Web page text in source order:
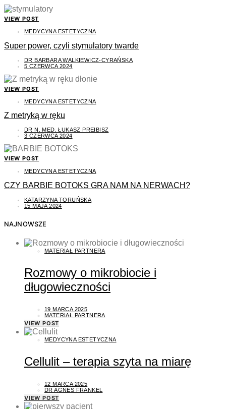
VIEW POST
MEDYCYNA ESTETYCZNA
Super power, czyli stymulatory twarde
DR BARBARA WALKIEWICZ-CYRAŃSKA
5 CZERWCA 2024
VIEW POST
MEDYCYNA ESTETYCZNA
Z metryką w ręku
DR N. MED. ŁUKASZ PREIBISZ
3 CZERWCA 2024
VIEW POST
MEDYCYNA ESTETYCZNA
CZY BARBIE BOTOKS GRA NAM NA NERWACH?
KATARZYNA TORUŃSKA
15 MAJA 2024
NAJNOWSZE
MATERIAŁ PARTNERA
Rozmowy o mikrobiocie i
długowieczności
19 MARCA 2025
MATERIAŁ PARTNERA
VIEW POST
MEDYCYNA ESTETYCZNA
Cellulit – terapia szyta na miarę
12 MARCA 2025
DR AGNES FRANKEL
VIEW POST